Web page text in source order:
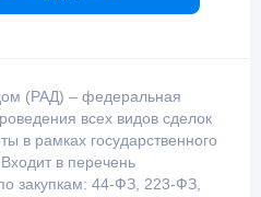
(РАД) – федеральная
всех видов сделок
в рамках государственного
в перечень
закупкам: 44-ФЗ, 223-ФЗ,